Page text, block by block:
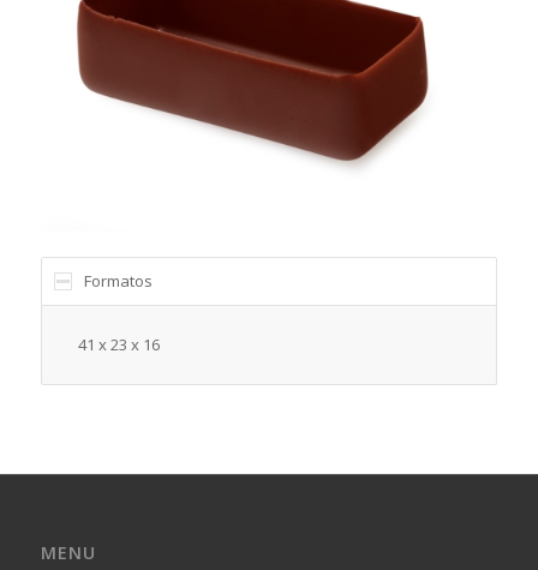
Formatos
41 x 23 x 16
MENU